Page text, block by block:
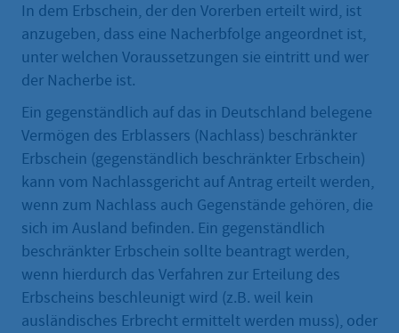
In dem Erbschein, der den Vorerben erteilt wird, ist
anzugeben, dass eine Nacherbfolge angeordnet ist,
unter welchen Voraussetzungen sie eintritt und wer
der Nacherbe ist.
Ein gegenständlich auf das in Deutschland belegene
Vermögen des Erblassers (Nachlass) beschränkter
Erbschein (gegenständlich beschränkter Erbschein)
kann vom Nachlassgericht auf Antrag erteilt werden,
wenn zum Nachlass auch Gegenstände gehören, die
sich im Ausland befinden. Ein gegenständlich
beschränkter Erbschein sollte beantragt werden,
wenn hierdurch das Verfahren zur Erteilung des
Erbscheins beschleunigt wird (z.B. weil kein
ausländisches Erbrecht ermittelt werden muss), oder